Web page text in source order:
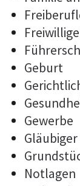
Geburt
Gewerbe
Notlagen